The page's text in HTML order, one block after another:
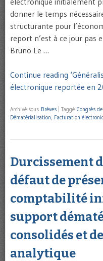
donner le temps
structurante pour
report n’est à ce jour pas
Bruno Le …
Continue reading
électronique reportée en
Archivé sous Brèves Taggé Congrès
Dématérialisation, Facturation
Durcissement
défaut de
comptabilité
support
consolidés et
analytique